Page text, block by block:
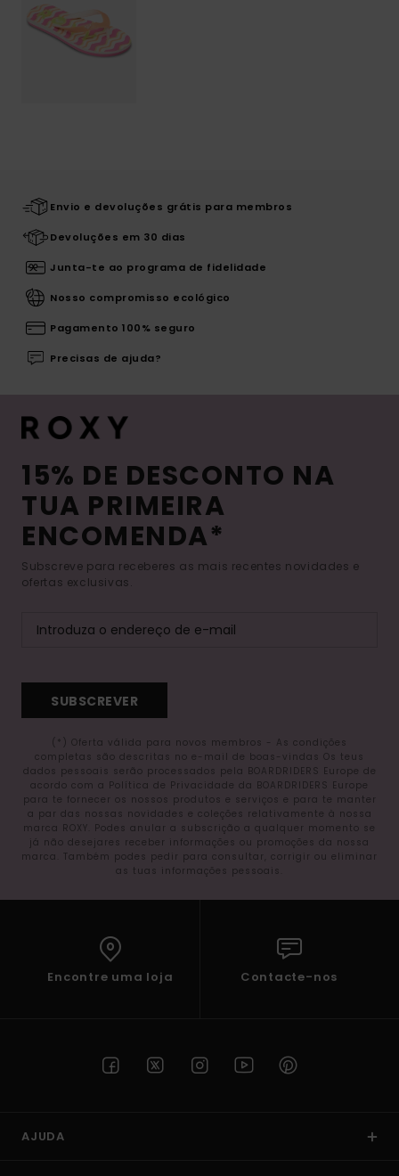
Envio e devoluções grátis para membros
Devoluções em 30 dias
Junta-te ao programa de fidelidade
Nosso compromisso ecológico
Pagamento 100% seguro
Precisas de ajuda?
15% DE DESCONTO NA
TUA PRIMEIRA
ENCOMENDA*
Subscreve para receberes as mais recentes novidades e
ofertas exclusivas.
SUBSCREVER
(*) Oferta válida para novos membros - As condições
completas são descritas no e-mail de boas-vindas Os teus
dados pessoais serão processados pela BOARDRIDERS Europe de
acordo com a Política de Privacidade da BOARDRIDERS Europe
para te fornecer os nossos produtos e serviços e para te manter
a par das nossas novidades e coleções relativamente à nossa
marca ROXY. Podes anular a subscrição a qualquer momento se
já não desejares receber informações ou promoções da nossa
marca. Também podes pedir para consultar, corrigir ou eliminar
as tuas informações pessoais.
Encontre uma loja Contacte-nos
AJUDA